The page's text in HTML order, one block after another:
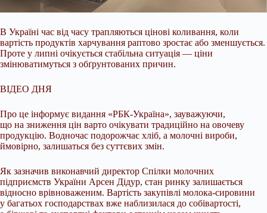
В Україні час від часу трапляються цінові коливання, коли
вартість продуктів харчування раптово зростає або зменшується.
Проте у липні очікується стабільна ситуація — ціни
змінюватимуться з обґрунтованих причин.
ВІДЕО ДНЯ
Про це інформує видання «РБК-Україна», зауважуючи,
що на зниження цін варто очікувати традиційно на овочеву
продукцію. Водночас подорожчає хліб, а молочні вироби,
ймовірно, залишаться без суттєвих змін.
Як зазначив виконавчий директор Спілки молочних
підприємств України Арсен Дідур, стан ринку залишається
відносно врівноваженим. Вартість закупівлі молока-сировини
у багатьох господарствах вже наблизилася до собівартості,